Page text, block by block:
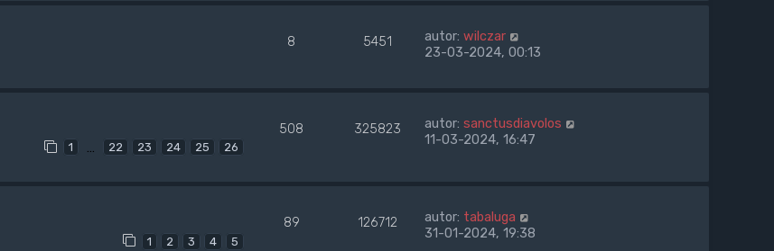
8 5451 autor: wilczar
23-03-2024, 00:13
1 … 22 23 24 25 26
508 325823 autor: sanctusdiavolos
11-03-2024, 16:47
1 2 3 4 5
89 126712 autor: tabaluga
31-01-2024, 19:38